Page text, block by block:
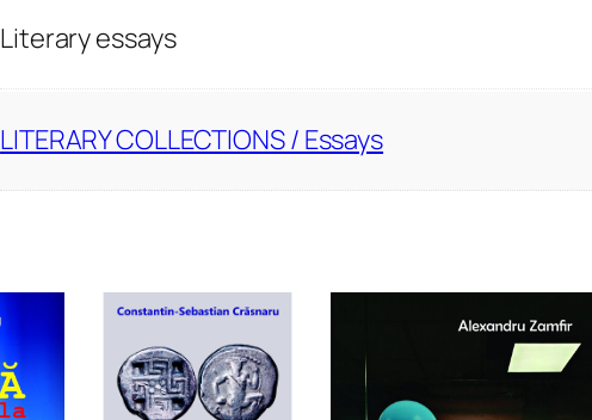
Literary essays
LITERARY COLLECTIONS / Essays